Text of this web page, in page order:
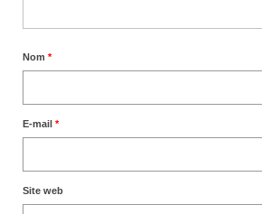
Nom *
E-mail *
Site web